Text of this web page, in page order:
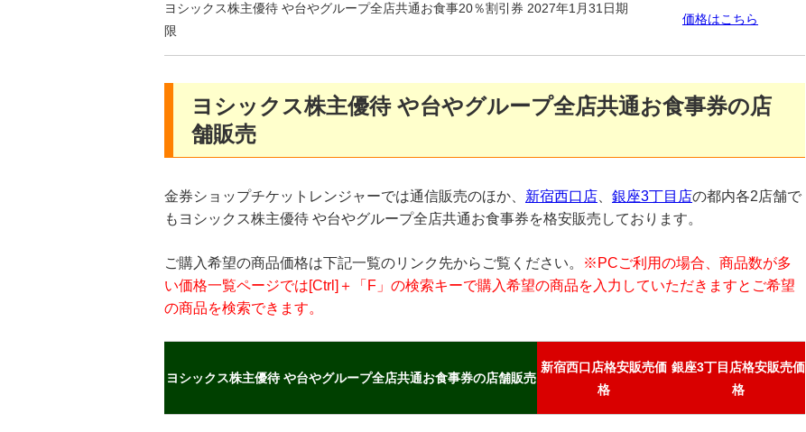
ヨシックス株主優待 や台やグループ全店共通お食事20％割引券 2027年1月31日期
限
価格はこちら
ヨシックス株主優待 や台やグループ全店共通お食事券の店
舗販売
金券ショップチケットレンジャーでは通信販売のほか、 新宿西口店 銀座3丁目店の都内各2店舗で
もヨシックス株主優待 や台やグループ全店共通お食事券を格安販売しております。
ご購入希望の商品価格は下記一覧のリンク先からご覧ください。
※PCご利用の場合、商品数が多
い価格一覧ページでは[Ctrl]＋「F」の検索キーで購入希望の商品を入力していただきますとご希望
の商品を検索できます。
ヨシックス株主優待 や台やグループ全店共通お食事券の店舗販売
新宿西口店格安販売価
格
銀座3丁目店格安販売価
格